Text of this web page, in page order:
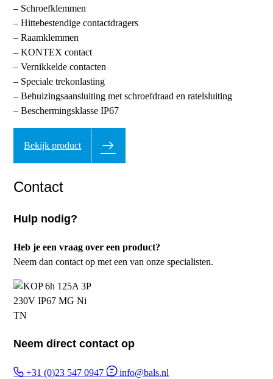
– Schroefklemmen
– Hittebestendige contactdragers
– Raamklemmen
– KONTEX contact
– Vernikkelde contacten
– Speciale trekonlasting
– Behuizingsaansluiting met schroefdraad en ratelsluiting
– Beschermingsklasse IP67
Bekijk product
Contact
Hulp nodig?
Heb je een vraag over een product?
Neem dan contact op met een van onze specialisten.
Neem direct contact op
+31 (0)23 547 0947 info@bals.nl